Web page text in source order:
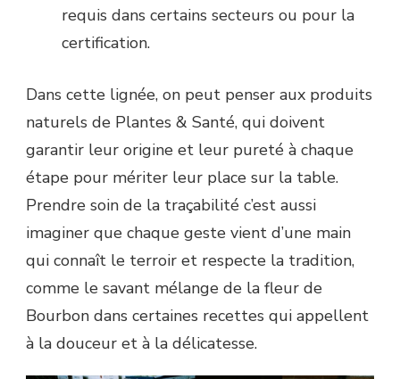
requis dans certains secteurs ou pour la
certification.
Dans cette lignée, on peut penser aux produits
naturels de Plantes & Santé, qui doivent
garantir leur origine et leur pureté à chaque
étape pour mériter leur place sur la table.
Prendre soin de la traçabilité c’est aussi
imaginer que chaque geste vient d’une main
qui connaît le terroir et respecte la tradition,
comme le savant mélange de la fleur de
Bourbon dans certaines recettes qui appellent
à la douceur et à la délicatesse.